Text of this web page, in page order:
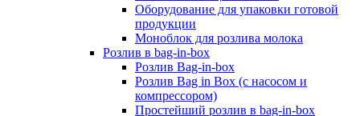
Оборудование для упаковки готовой
продукции
Моноблок для розлива молока
Розлив в bag-in-box
Розлив Bag-in-box
Розлив Bag in Box (с насосом и
компрессором)
Простейший розлив в bag-in-box